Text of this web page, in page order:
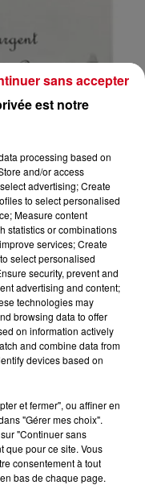
9 min 39 sec
LA FROMAGERIE
CONCOURS
est notre
processing based on
and/or access
advertising; Create
to select personalised
Measure content
statistics or combinations
services; Create
select personalised
security, prevent and
advertising and content;
technologies may
browsing data to offer
on information actively
and combine data from
devices based on
et fermer", ou affiner en
"Gérer mes choix".
"Continuer sans
que pour ce site. Vous
consentement à tout
bas de chaque page.
sans accepter